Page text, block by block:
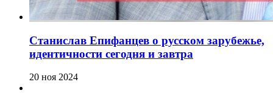
Станислав Епифанцев о русском зарубежье,
идентичности сегодня и завтра
20 ноя 2024